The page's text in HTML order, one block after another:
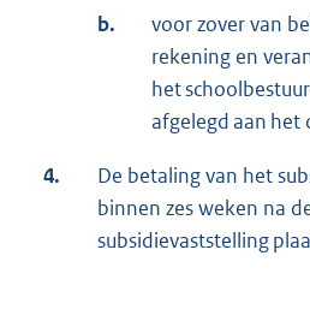
b.
voor zover van
rekening en
het
afgelegd aan het
4.
De betaling van het
binnen zes weken na
subsidievaststelling